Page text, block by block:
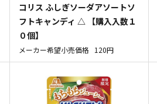
コリス ふしぎソーダアソートソ
フトキャンディ △ 【購入入数１
０個】
メーカー希望小売価格 120円